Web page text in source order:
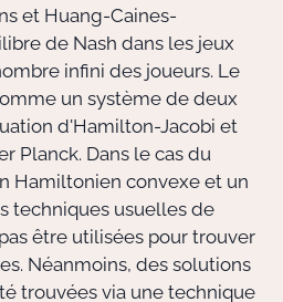
Doctorant·e·s
Bibliothèque
Informatique
et Huang-Caines-
de Nash dans les jeux
infini des joueurs. Le
un système de deux
d'Hamilton-Jacobi et
Planck. Dans le cas du
Hamiltonien convexe et un
techniques usuelles de
être utilisées pour trouver
Néanmoins, des solutions
trouvées via une technique